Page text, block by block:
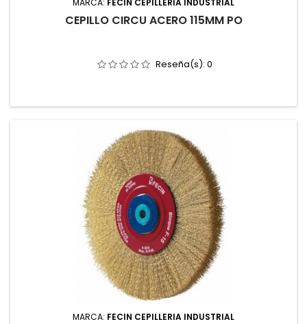
MARCA: FECIN CEPILLERIA INDUSTRIAL
CEPILLO CIRCU ACERO 115MM PO
Reseña(s): 0
MARCA: FECIN CEPILLERIA INDUSTRIAL